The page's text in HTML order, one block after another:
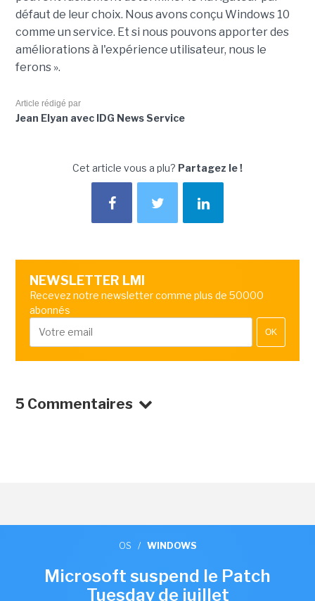
défaut de leur choix. Nous avons conçu Windows 10
comme un service. Et si nous pouvons apporter des
améliorations à l'expérience utilisateur, nous le
ferons ».
Article rédigé par
Jean Elyan avec IDG News Service
Cet article vous a plu? Partagez le !
NEWSLETTER LMI
Recevez notre newsletter comme plus de 50000
abonnés
OK
5 Commentaires
OS / WINDOWS
Microsoft suspend le Patch
Tuesday de juillet